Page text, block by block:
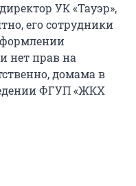
УК «Тауэр»,
его сотрудники
нет прав на
домама в
ФГУП «ЖКХ